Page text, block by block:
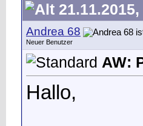
Andrea 68
Neuer Benutzer
AW:
Hallo,